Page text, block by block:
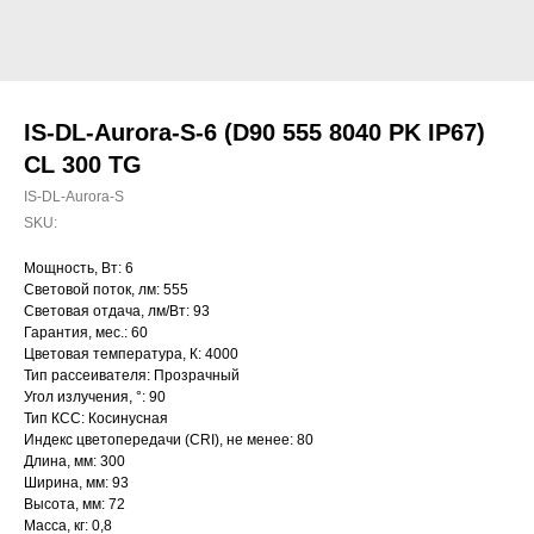
IS-DL-Aurora-S-6 (D90 555 8040 PK IP67)
CL 300 TG
IS-DL-Aurora-S
SKU:
Мощность, Вт: 6
Световой поток, лм: 555
Световая отдача, лм/Вт: 93
Гарантия, мес.: 60
Цветовая температура, К: 4000
Тип рассеивателя: Прозрачный
Угол излучения, °: 90
Тип КСС: Косинусная
Индекс цветопередачи (CRI), не менее: 80
Длина, мм: 300
Ширина, мм: 93
Высота, мм: 72
Масса, кг: 0,8